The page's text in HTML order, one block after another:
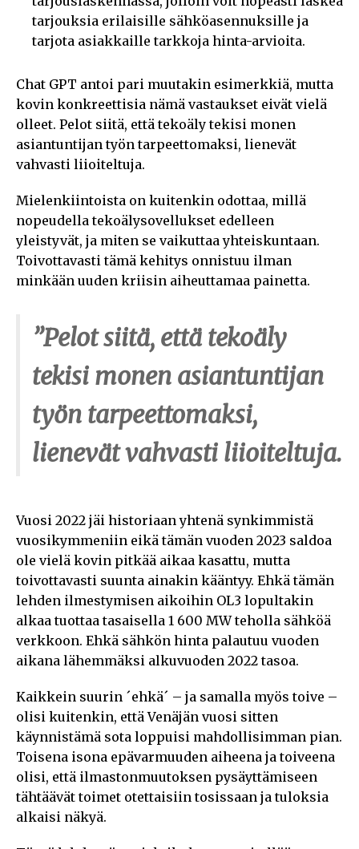
tarjouksia erilaisille sähköasennuksille ja
tarjota asiakkaille tarkkoja hinta-arvioita.
Chat GPT antoi pari muutakin esimerkkiä, mutta
kovin konkreettisia nämä vastaukset eivät vielä
olleet. Pelot siitä, että tekoäly tekisi monen
asiantuntijan työn tarpeettomaksi, lienevät
vahvasti liioiteltuja.
Mielenkiintoista on kuitenkin odottaa, millä
nopeudella tekoälysovellukset edelleen
yleistyvät, ja miten se vaikuttaa yhteiskuntaan.
Toivottavasti tämä kehitys onnistuu ilman
minkään uuden kriisin aiheuttamaa painetta.
”Pelot siitä, että tekoäly
tekisi monen asiantuntijan
työn tarpeettomaksi,
lienevät vahvasti liioiteltuja.
Vuosi 2022 jäi historiaan yhtenä synkimmistä
vuosikymmeniin eikä tämän vuoden 2023 saldoa
ole vielä kovin pitkää aikaa kasattu, mutta
toivottavasti suunta ainakin kääntyy. Ehkä tämän
lehden ilmestymisen aikoihin OL3 lopultakin
alkaa tuottaa tasaisella 1 600 MW teholla sähköä
verkkoon. Ehkä sähkön hinta palautuu vuoden
aikana lähemmäksi alkuvuoden 2022 tasoa.
Kaikkein suurin ´ehkä´ – ja samalla myös toive –
olisi kuitenkin, että Venäjän vuosi sitten
käynnistämä sota loppuisi mahdollisimman pian.
Toisena isona epävarmuuden aiheena ja toiveena
olisi, että ilmastonmuutoksen pysäyttämiseen
tähtäävät toimet otettaisiin tosissaan ja tuloksia
alkaisi näkyä.